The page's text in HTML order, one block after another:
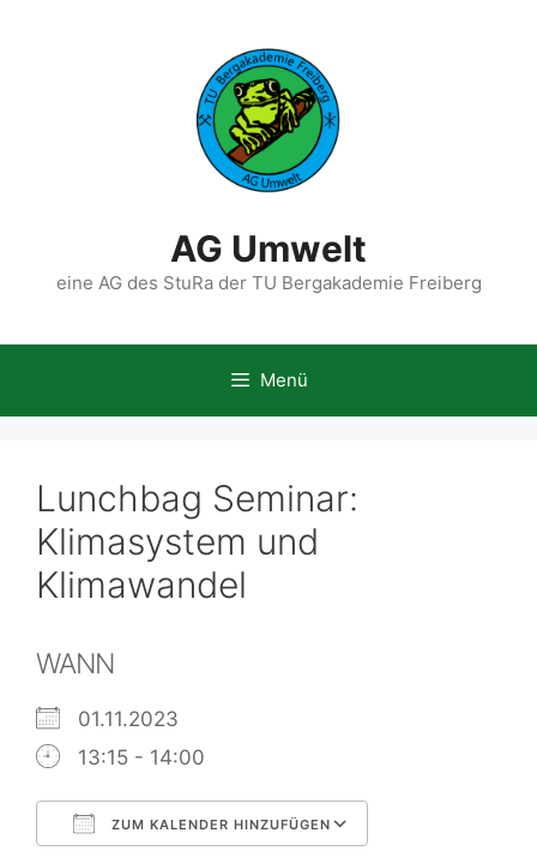
AG Umwelt
eine AG des StuRa der TU Bergakademie Freiberg
Menü
Lunchbag Seminar:
Klimasystem und
Klimawandel
WANN
01.11.2023
13:15 - 14:00
ZUM KALENDER HINZUFÜGEN